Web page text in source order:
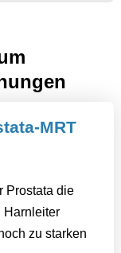
MRT
Prostata die
Harnleiter
zu starken